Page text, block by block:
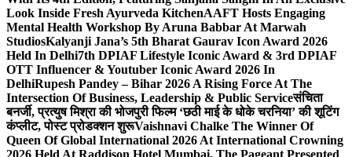
Look Inside Fresh Ayurveda KitchenAAFT Hosts Engaging
Mental Health Workshop By Aruna Babbar At Marwah
StudiosKalyanji Jana’s 5th Bharat Gaurav Icon Award 2026
Held In Delhi7th DPIAF Lifestyle Iconic Award & 3rd DPIAF
OTT Influencer & Youtuber Iconic Award 2026 In
DelhiRupesh Pandey – Bihar 2026 A Rising Force At The
Intersection Of Business, Leadership & Public Serviceसंचिता
बनर्जी, प्रत्युष मिश्रा की भोजपुरी फिल्म ‘छठी माई के धोके चरनिया’ की शूटिंग
कंप्लीट, पोस्ट प्रोडक्शन शुरूVaishnavi Chalke The Winner Of
Queen Of Global International 2026 At International Crowning
2026 Held At Raddison Hotel Mumbai, The Pageant Presented